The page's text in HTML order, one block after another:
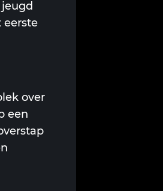
eerste
over
een